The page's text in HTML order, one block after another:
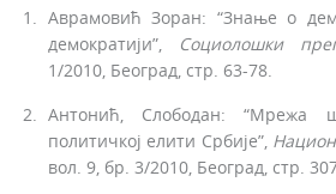
Аврамовић Зоран: “Знање о
демократији”, Социолошки
1/2010, Београд, стр. 63-78.
Антонић, Слободан: “Мрежа
политичкој елити Србије”,
вол. 9, бр. 3/2010, Београд, стр.